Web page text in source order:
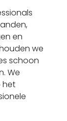
en
we
schoon
We
het